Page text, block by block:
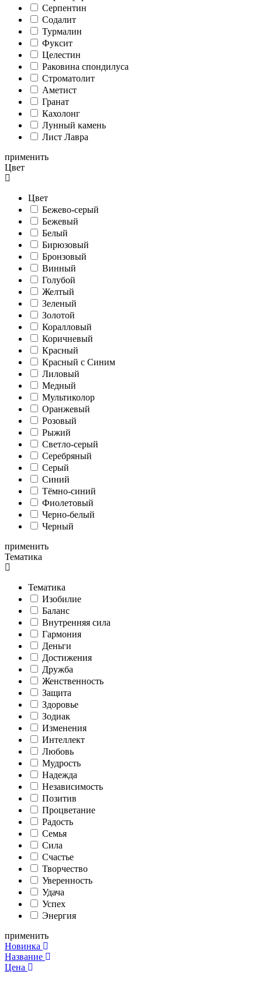
Серпентин
Содалит
Турмалин
Фуксит
Целестин
Раковина спондилуса
Cтроматолит
Аметист
Гранат
Кахолонг
Лунный камень
Лист Лавра
применить
Цвет
Цвет
Бежево-серый
Бежевый
Белый
Бирюзовый
Бронзовый
Винный
Голубой
Желтый
Зеленый
Золотой
Коралловый
Коричневый
Красный
Красный с Синим
Лиловый
Медный
Мультиколор
Оранжевый
Розовый
Рыжий
Светло-серый
Серебряный
Серый
Синий
Тёмно-синий
Фиолетовый
Черно-белый
Черный
применить
Тематика
Тематика
Изобилие
Баланс
Внутренняя сила
Гармония
Деньги
Достижения
Дружба
Женственность
Защита
Здоровье
Зодиак
Изменения
Интеллект
Любовь
Мудрость
Надежда
Независимость
Позитив
Процветание
Радость
Семья
Сила
Счастье
Творчество
Уверенность
Удача
Успех
Энергия
применить
Новинка
Название
Цена